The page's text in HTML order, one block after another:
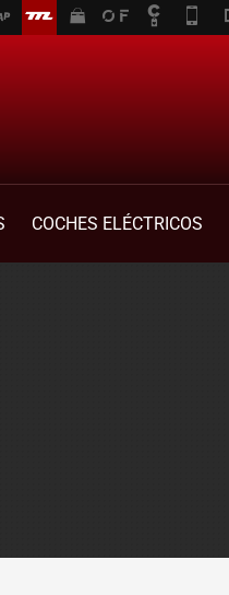
COCHES ELÉCTRICOS